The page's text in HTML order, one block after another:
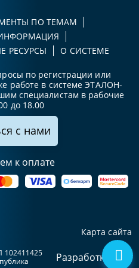
ПО ТЕМАМ
РЕСУРСЫ
О СИСТЕМЕ
по регистрации или
работе в системе ЭТАЛОН-
специалистам в рабочие
до 18.00
с нами
к оплате
Карта сайта
102411425
Разработка